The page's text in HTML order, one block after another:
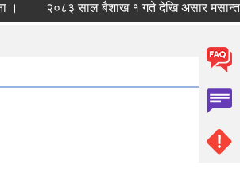
२०८३ साल बैशाख १ गते देखि असार